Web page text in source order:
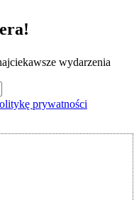
wydarzenia
prywatności